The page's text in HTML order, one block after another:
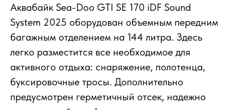
Аквабайк Sea-Doo GTI SE 170 iDF Sound
System 2025 оборудован объемным передним
багажным отделением на 144 литра. Здесь
легко разместится все необходимое для
активного отдыха: снаряжение, полотенца,
буксировочные тросы. Дополнительно
предусмотрен герметичный отсек, надежно